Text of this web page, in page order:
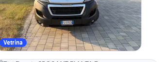
Vetrina